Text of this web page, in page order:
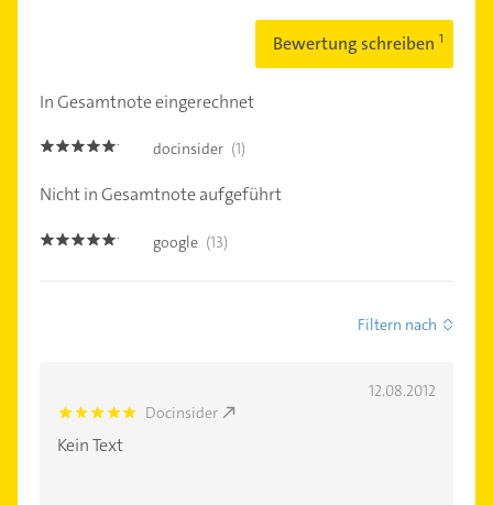
Bewertung schreiben
In Gesamtnote eingerechnet
5.0 docinsider (1)
Nicht in Gesamtnote aufgeführt
5.0 google (13)
Filtern nach
12.08.2012
5.0 Docinsider
Kein Text